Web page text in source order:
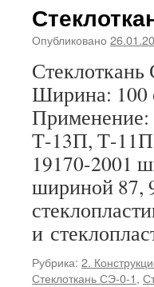
Опубликовано
Ширина: 100
Т-13П, Т-
19170-2001
шириной 87,
и
Рубрика: 2.
Стеклоткань СЭ-0-1,